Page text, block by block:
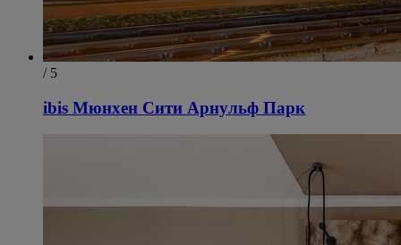
/ 5
ibis Мюнхен Сити Арнульф Парк